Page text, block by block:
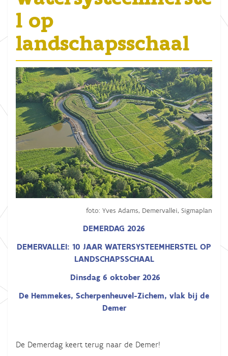
l op
landschapsschaal
foto: Yves Adams, Demervallei, Sigmaplan
DEMERDAG 2026
DEMERVALLEI: 10 JAAR WATERSYSTEEMHERSTEL OP
LANDSCHAPSSCHAAL
Dinsdag 6 oktober 2026
De Hemmekes, Scherpenheuvel-Zichem, vlak bij de
Demer
De Demerdag keert terug naar de Demer!